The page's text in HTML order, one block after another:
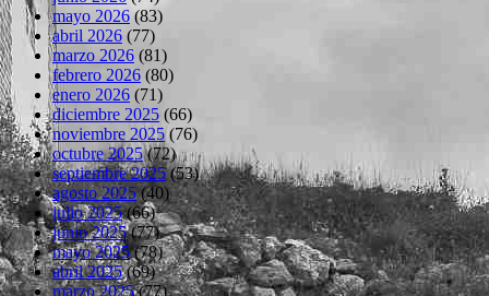
mayo 2026 (83)
abril 2026 (77)
marzo 2026 (81)
febrero 2026 (80)
enero 2026 (71)
diciembre 2025 (66)
noviembre 2025 (76)
octubre 2025(72)
septiembre 2025(53)
agosto 2025(40)
julio 2025(66)
junio 2025(77)
mayo 2025(78)
abril 2025(69)
marzo 2025(77)